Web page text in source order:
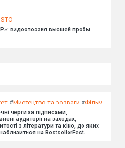
видеопоэзия высшей пробы
#Мистецтво та розваги #Фільм
черги за підписами,
аудиторії на заходах,
з літератури та кіно, до яких
на BestsellerFest.